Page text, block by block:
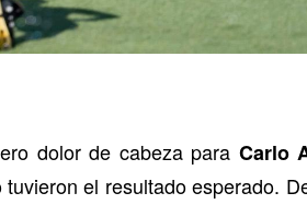
dolor de cabeza para Carlo
el resultado esperado.